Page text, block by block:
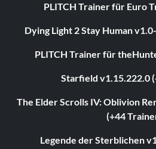
PLITCH Trainer für Euro
Dying Light 2 Stay Human
PLITCH Trainer für
Starfield v1.15.222.0
The Elder Scrolls IV: Oblivion
(+44
Legende der Sterblichen